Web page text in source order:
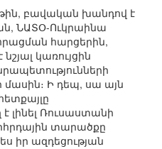
բավական խանդով է
ՆԱՏՕ-Ուկրաինա
հարցերին,
կառույցին
Ի դեպ, սա այն
Ռուսաստանի
տարածքը
իր ազդեցության